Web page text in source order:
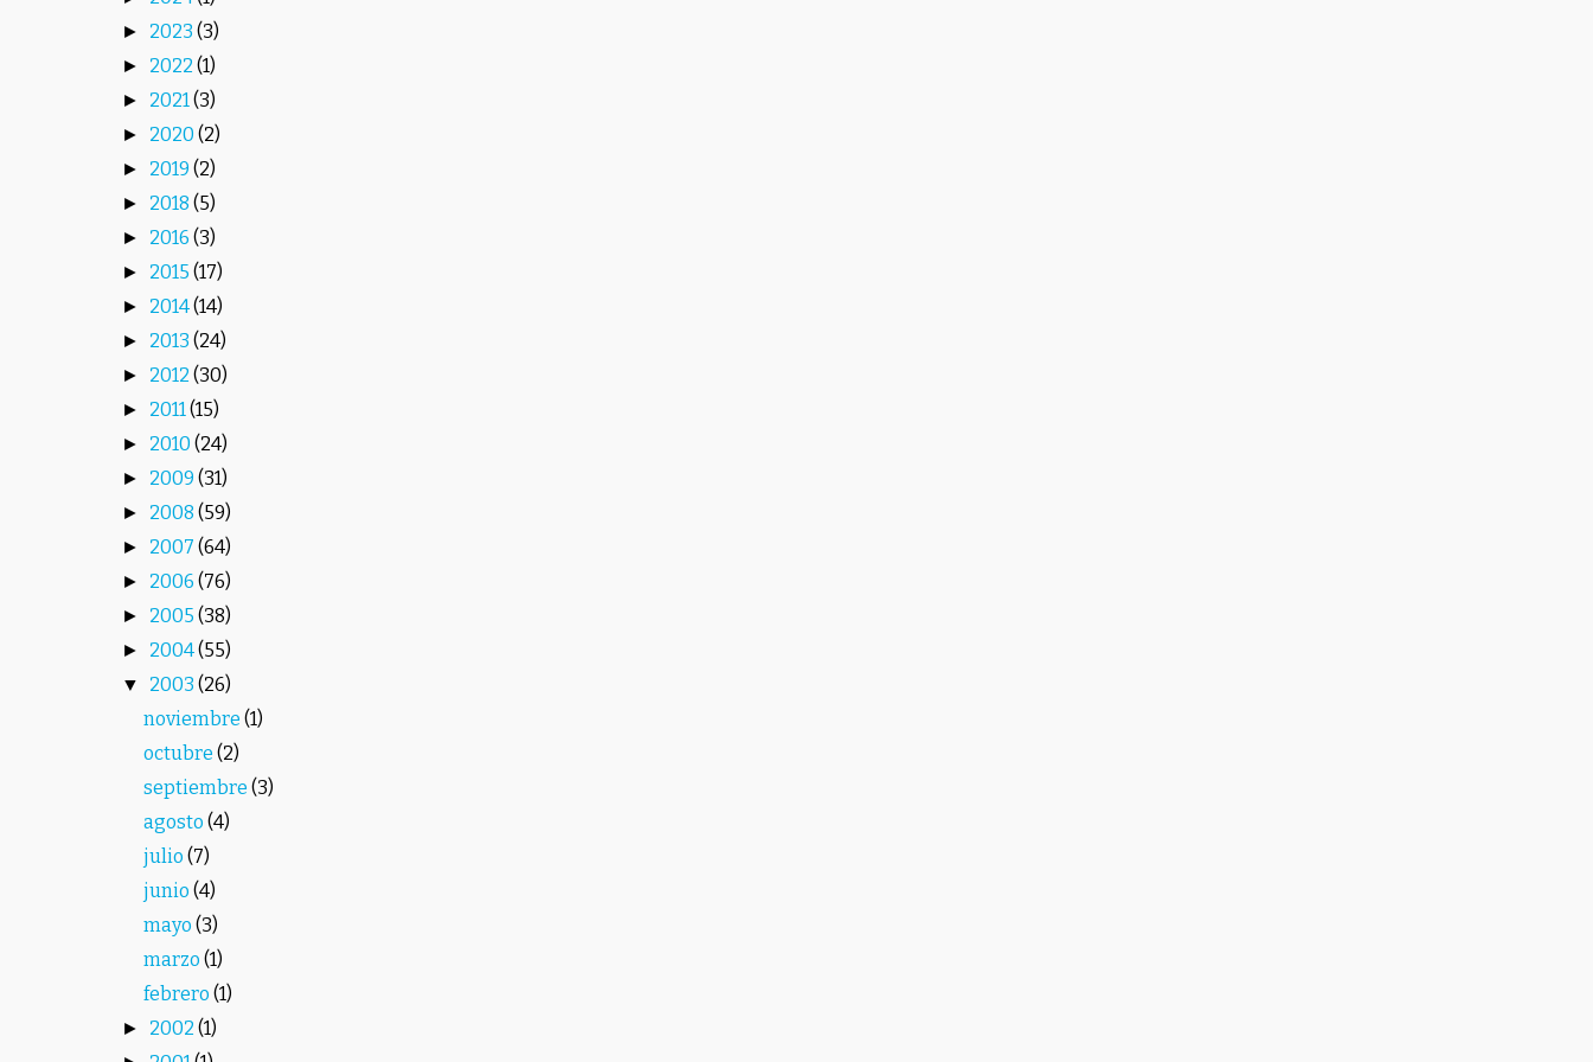
► 2023 (3)
► 2022 (1)
► 2021(3)
► 2020 (2)
► 2019 (2)
► 2018 (5)
► 2016 (3)
► 2015 (17)
► 2014(14)
► 2013 (24)
► 2012 (30)
► 2011(15)
► 2010 (24)
► 2009 (31)
► 2008 (59)
► 2007 (64)
► 2006 (76)
► 2005 (38)
► 2004(55)
▼ 2003 (26)
noviembre(1)
octubre(2)
septiembre(3)
agosto(4)
julio(7)
junio(4)
mayo(3)
marzo(1)
febrero(1)
► 2002 (1)